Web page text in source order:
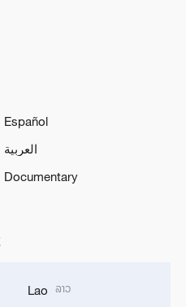
Español
العربية
Documentary
Lao ລາວ